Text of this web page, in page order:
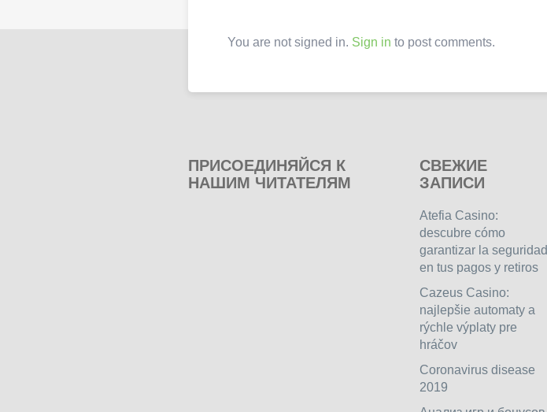
You are not signed in. Sign in to post comments.
ПРИСОЕДИНЯЙСЯ К
НАШИМ ЧИТАТЕЛЯМ
СВЕЖИЕ
ЗАПИСИ
Atefia Casino:
descubre cómo
garantizar la seguridad
en tus pagos y retiros
Cazeus Casino:
najlepšie automaty a
rýchle výplaty pre
hráčov
Coronavirus disease
2019